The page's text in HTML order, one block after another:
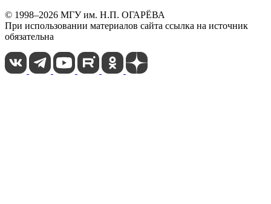
© 1998–2026 МГУ им. Н.П. ОГАРЁВА
При использовании материалов сайта ссылка на источник
обязательна